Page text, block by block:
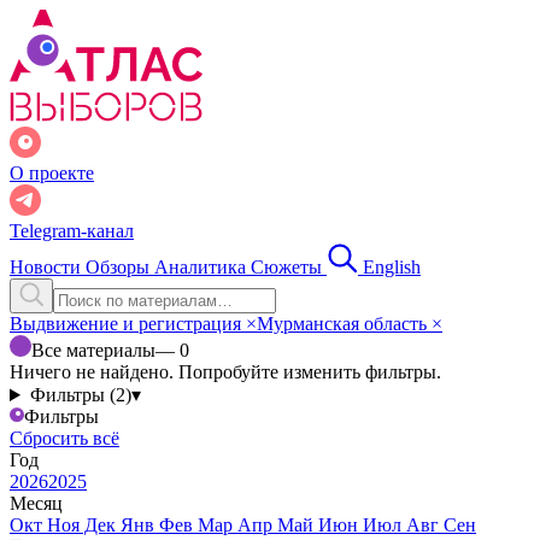
О проекте
Telegram-канал
Новости Обзоры Аналитика Сюжеты English
Выдвижение и регистрация ×Мурманская область ×
Все материалы— 0
Ничего не найдено. Попробуйте изменить фильтры.
Фильтры (2)▾
Фильтры
Сбросить всё
Год
20262025
Месяц
Окт Ноя Дек Янв Фев Мар Апр Май Июн Июл Авг Сен